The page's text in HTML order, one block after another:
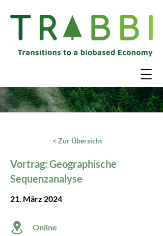
< Zur Übersicht
Vortrag: Geographische
Sequenzanalyse
21. März 2024​​
Online